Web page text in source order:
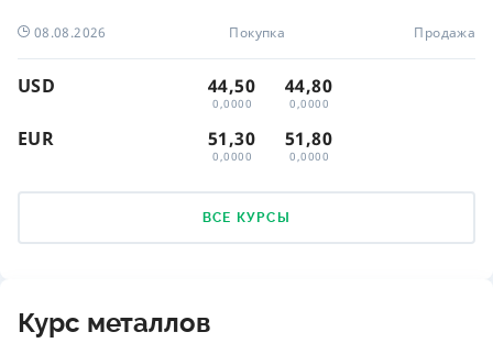
08.08.2026 Покупка Продажа
USD 44,50
0,0000
44,80
0,0000
EUR 51,30
0,0000
51,80
0,0000
ВСЕ КУРСЫ
Курс металлов